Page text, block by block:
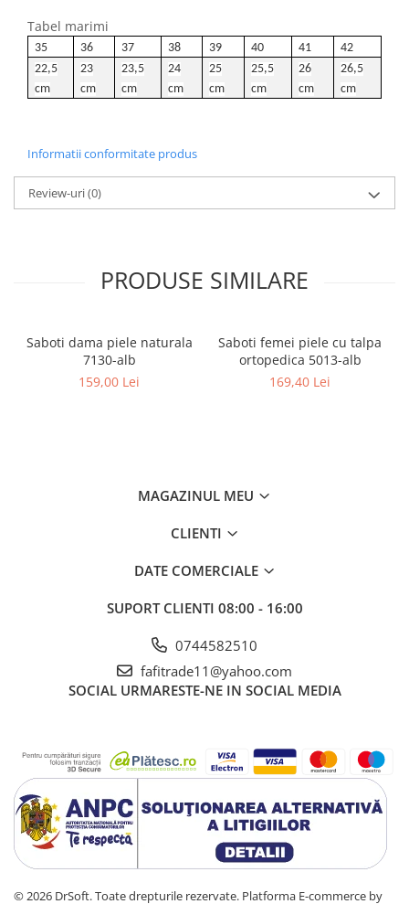
Tabel marimi
35 36 37 38 39 40 41
42
22,5
cm
23
cm
23,5
cm
24
cm
25
cm
25,5
cm
26
cm
26,5
cm
Informatii conformitate produs
Review-uri(0)
PRODUSE SIMILARE
Saboti dama piele naturala
7130-alb
159,00 Lei
Saboti femei piele cu talpa
ortopedica 5013-alb
169,40 Lei
MAGAZINUL MEU
CLIENTI
DATE COMERCIALE
SUPORT CLIENTI 08:00 - 16:00
0744582510
fafitrade11@yahoo.com
SOCIAL URMARESTE-NE IN SOCIAL MEDIA
© 2026 DrSoft. Toate drepturile rezervate. Platforma E-commerce by